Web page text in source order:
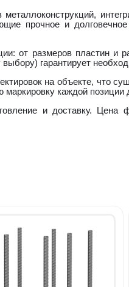
прочное и
от размеров пластин и
гарантирует
на объекте, что
каждой позиции
и доставку. Цена